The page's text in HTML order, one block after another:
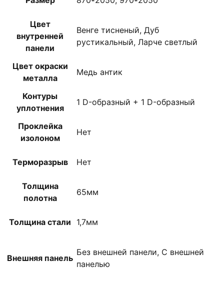
Цвет
внутренней
панели
Венге тисненый, Дуб
рустикальный, Ларче светлый
Цвет окраски
металла
Медь антик
Контуры
уплотнения
1 D-образный + 1 D-образный
Проклейка
изолоном
Нет
Терморазрыв Нет
Толщина
полотна
65мм
Толщина стали 1,7мм
Внешняя панель
Без внешней панели, С внешней
панелью